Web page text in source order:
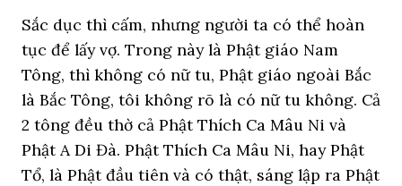
Sắc dục thì cấm, nhưng người ta có thể hoàn
tục để lấy vợ. Trong này là Phật giáo Nam
Tông, thì không có nữ tu, Phật giáo ngoài Bắc
là Bắc Tông, tôi không rõ là có nữ tu không. Cả
2 tông đều thờ cả Phật Thích Ca Mâu Ni và
Phật A Di Đà. Phật Thích Ca Mâu Ni, hay Phật
Tổ, là Phật đầu tiên và có thật, sáng lập ra Phật